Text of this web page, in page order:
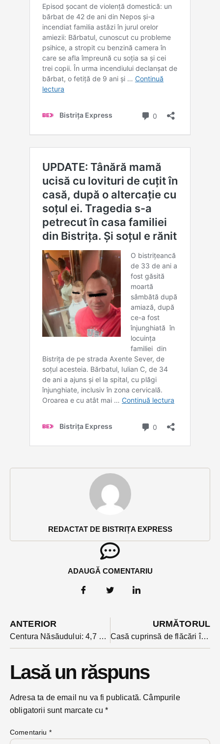
REDACTAT DE BISTRIȚA EXPRESS
ADAUGĂ COMENTARIU
ANTERIOR
Centura Năsăudului: 4,7 km și două viaducte, aproape de finalul etapei pe hârtie
URMĂTORUL
Casă cuprinsă de flăcări în Chiochiș: proprietarul a suferit arsuri
Lasă un răspuns
Adresa ta de email nu va fi publicată. Câmpurile
obligatorii sunt marcate cu*
Comentariu *